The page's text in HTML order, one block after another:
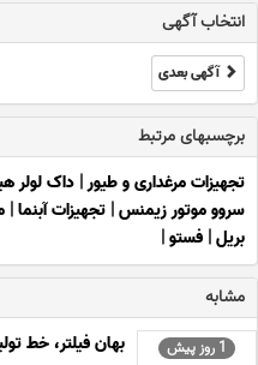
انتخاب آگهی
آگهی بعدی
برچسبهای مرتبط
تجهیزات مرغداری و طیور| داک لولر
سروو موتور زیمنس| تجهیزات آبنما|
بریل| فستو|
مشابه
1 روز پیش بهان فیلتر، خط